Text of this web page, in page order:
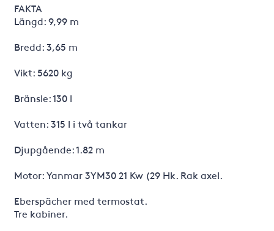
FAKTA
Längd: 9,99 m
Bredd: 3,65 m
Vikt: 5620 kg
Bränsle: 130 l
Vatten: 315 l i två tankar
Djupgående: 1.82 m
Motor: Yanmar 3YM30 21 Kw (29 Hk. Rak axel.
Eberspächer med termostat.
Tre kabiner.